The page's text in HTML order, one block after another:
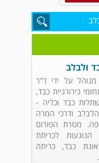
ולבלב
מנוהל על ידי ד"ר
כירורגיית כבד,
כבד וכליה -
ודרכי המרה
מטרת הפורום
לכריתת
כבד, כריתה